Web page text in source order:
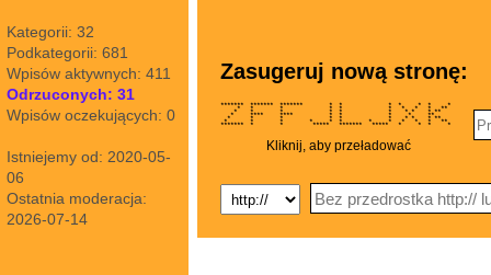
Kategorii: 32
Podkategorii: 681
Wpisów aktywnych: 411
Odrzuconych: 31
Wpisów oczekujących: 0
Istniejemy od: 2020-05-
06
Ostatnia moderacja:
2026-07-14
Zasugeruj nową stronę:
******* ******* ******* * * * * * * *
* * * * * * * * * **
* * * * * * * * * **
* **** **** * * * * **
* * * * * * * * * **
* * * * * * * * * * * **
******* * * ***** ******* ***** * * * *
Kliknij, aby przeładować